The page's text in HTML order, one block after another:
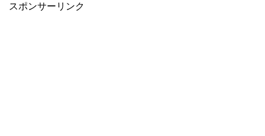
スポンサーリンク